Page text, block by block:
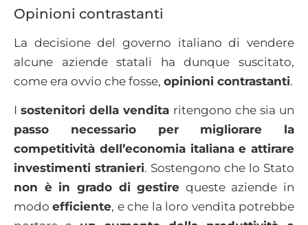
Opinioni contrastanti
La decisione del governo italiano di vendere
alcune aziende statali ha dunque suscitato,
come era ovvio che fosse, opinioni contrastanti.
Isostenitori della vendita ritengono che sia un
passo necessario per migliorare la
competitività dell’economia italiana e attirare
investimenti stranieri. Sostengono che lo Stato
non è in grado di gestire queste aziende in
modoefficiente, e che la loro vendita potrebbe